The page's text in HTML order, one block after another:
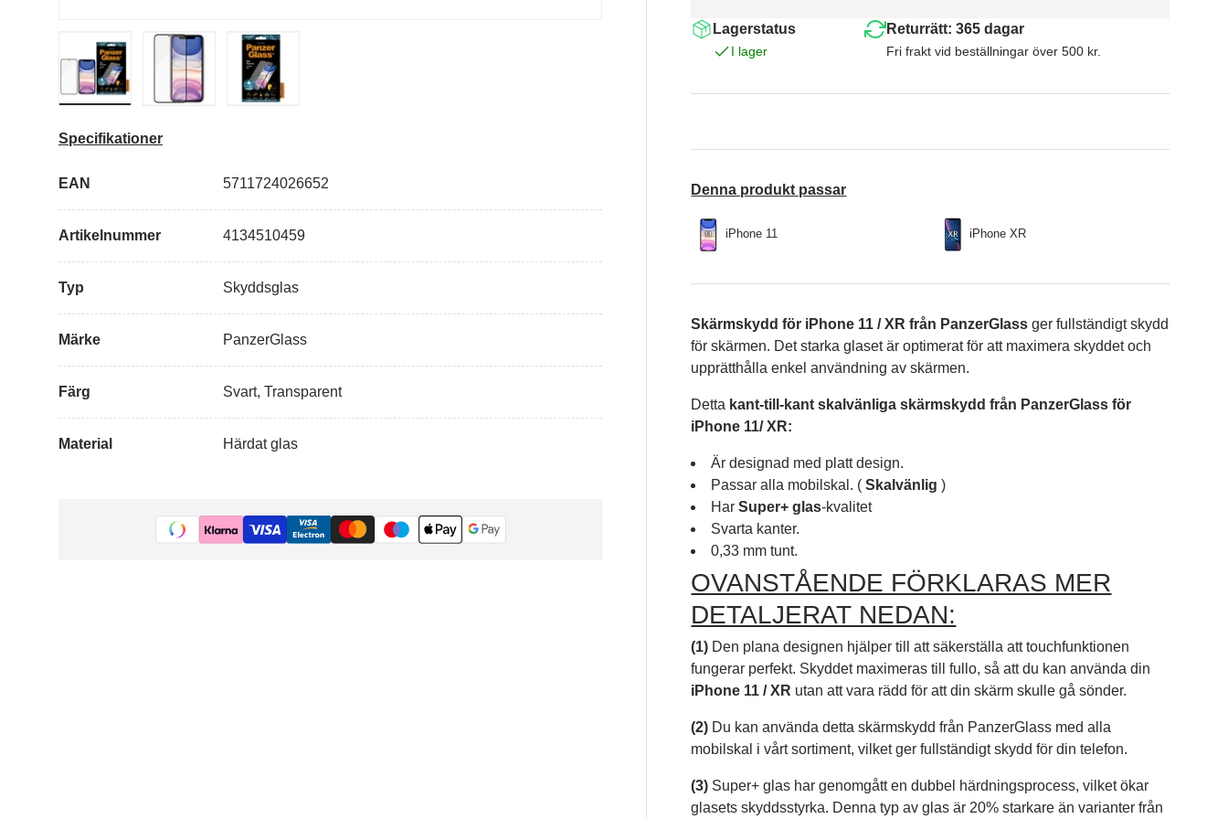
Lagerstatus
I lager
Returrätt: 365 dagar
Fri frakt vid beställningar över 500 kr.
Denna produkt passar
iPhone 11 iPhone XR
Skärmskydd för iPhone 11 / XR från PanzerGlassger fullständigt skydd
för skärmen. Det starka glaset är optimerat för att maximera skyddet och
upprätthålla enkel användning av skärmen.
Detta kant-till-kant skalvänliga skärmskydd från PanzerGlass för
iPhone 11/ XR:
Är designad med platt design.
Passar alla mobilskal. ( Skalvänlig)
HarSuper+ glas-kvalitet
Svarta kanter.
0,33 mm tunt.
OVANSTÅENDE FÖRKLARAS MER
DETALJERAT NEDAN:
(1) Den plana designen hjälper till att säkerställa att touchfunktionen
fungerar perfekt. Skyddet maximeras till fullo, så att du kan använda din
iPhone 11 / XR utan att vara rädd för att din skärm skulle gå sönder.
(2) Du kan använda detta skärmskydd från PanzerGlass med alla
mobilskal i vårt sortiment, vilket ger fullständigt skydd för din telefon.
(3) Super+ glas har genomgått en dubbel härdningsprocess, vilket ökar
glasets skyddsstyrka. Denna typ av glas är 20% starkare än varianter från
Specifikationer
EAN 5711724026652
Artikelnummer 4134510459
Typ Skyddsglas
Märke PanzerGlass
Färg Svart, Transparent
Material Härdat glas